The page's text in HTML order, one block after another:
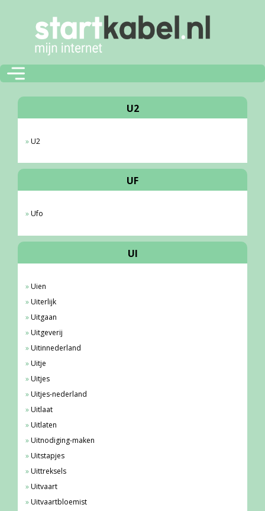
U2
U2
UF
Ufo
UI
Uien
Uiterlijk
Uitgaan
Uitgeverij
Uitinnederland
Uitje
Uitjes
Uitjes-nederland
Uitlaat
Uitlaten
Uitnodiging-maken
Uitstapjes
Uittreksels
Uitvaart
Uitvaartbloemist